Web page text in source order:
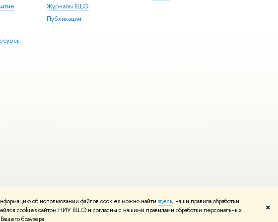
об использовании файлов cookies можно найти здесь, наши правила обработки
cookies сайтом НИУ ВШЭ и согласны с нашими правилами обработки персональных
браузера.
✖
Журналы ВШЭ
Публикации
Редактору
Карта сайта